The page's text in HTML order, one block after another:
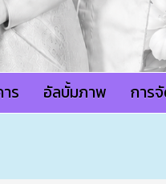
ร อัลบั้มภาพ การ